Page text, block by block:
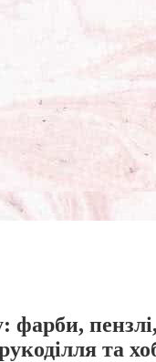
фарби,
та